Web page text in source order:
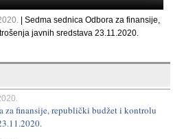
| Sedma sednica Odbora za finansije,
javnih sredstava 23.11.2020.
za finansije, republički budžet i kontrolu